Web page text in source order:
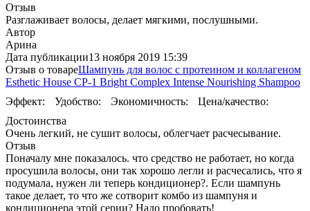
Отзыв
Разглаживает волосы, делает мягкими, послушными.
Автор
Арина
Дата публикации13 ноября 2019 15:39
Отзыв о товареШампунь для волос с протеином и коллагеном
Esthetic House CP-1 Bright Complex Intense Nourishing Shampoo
Эффект:
Удобство: Экономичность:
Цена/качество:
Достоинства
Очень легкий, не сушит волосы, облегчает расчесывание.
Отзыв
Поначалу мне показалось. что средство не работает, но когда
просушила волосы, они так хорошо легли и расчесались, что я
подумала, нужен ли теперь кондиционер?. Если шампунь
такое делает, то что же сотворит комбо из шампуня и
кондиционера этой серии? Надо пробовать!